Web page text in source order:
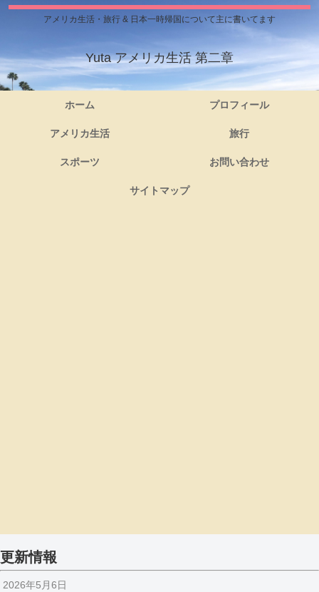
アメリカ生活・旅行 & 日本一時帰国について主に書いてます
Yuta アメリカ生活 第二章
ホーム プロフィール
アメリカ生活 旅行
スポーツ お問い合わせ
サイトマップ
更新情報
2026年5月6日